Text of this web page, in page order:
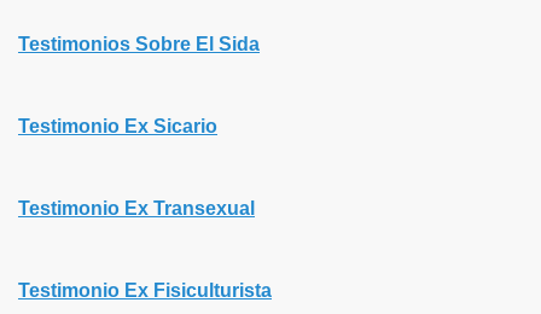
Testimonios Sobre El Sida
Testimonio Ex Sicario
Testimonio Ex Transexual
Testimonio Ex Fisiculturista